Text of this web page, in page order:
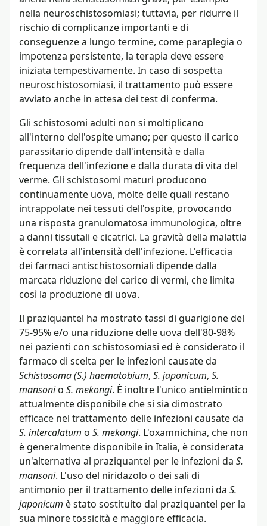
nella neuroschistosomiasi; tuttavia, per ridurre il
rischio di complicanze importanti e di
conseguenze a lungo termine, come paraplegia o
impotenza persistente, la terapia deve essere
iniziata tempestivamente. In caso di sospetta
neuroschistosomiasi, il trattamento può essere
avviato anche in attesa dei test di conferma.
Gli schistosomi adulti non si moltiplicano
all'interno dell'ospite umano; per questo il carico
parassitario dipende dall'intensità e dalla
frequenza dell'infezione e dalla durata di vita del
verme. Gli schistosomi maturi producono
continuamente uova, molte delle quali restano
intrappolate nei tessuti dell'ospite, provocando
una risposta granulomatosa immunologica, oltre
a danni tissutali e cicatrici. La gravità della malattia
è correlata all'intensità dell'infezione. L'efficacia
dei farmaci antischistosomiali dipende dalla
marcata riduzione del carico di vermi, che limita
così la produzione di uova.
Il praziquantel ha mostrato tassi di guarigione del
75-95% e/o una riduzione delle uova dell'80-98%
nei pazienti con schistosomiasi ed è considerato il
farmaco di scelta per le infezioni causate da
Schistosoma (S.) haematobium, S. japonicum, S.
mansonio S. mekongi. È inoltre l'unico antielmintico
attualmente disponibile che si sia dimostrato
efficace nel trattamento delle infezioni causate da
S. intercalatum o S. mekongi. L'oxamnichina, che non
è generalmente disponibile in Italia, è considerata
un'alternativa al praziquantel per le infezioni da S.
mansoni. L'uso del niridazolo o dei sali di
antimonio per il trattamento delle infezioni da S.
japonicum è stato sostituito dal praziquantel per la
sua minore tossicità e maggiore efficacia.